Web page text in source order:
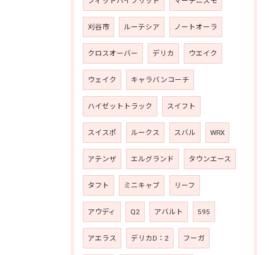
刈谷市 ルーテシア ノートオーラ
クロスオーバー デリカ ウエイク
ウェイク キャラバンコーチ
ハイゼットトラック スイフト
スイスポ ルークス スバル WRX
アテンザ エルグランド タウンエース
タフト ミニキャブ リーフ
アウディ Q2 アバルト 595
アエラス デリカD：2 フーガ